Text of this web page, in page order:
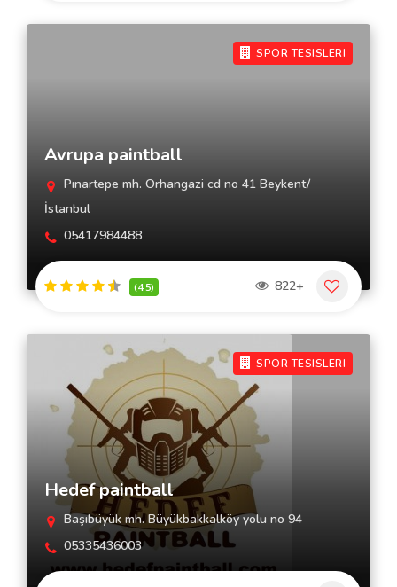
SPOR TESISLERI
Avrupa paintball
Pınartepe mh. Orhangazi cd no 41 Beykent/
İstanbul
05417984488
(4.5) 822+
SPOR TESISLERI
Hedef paintball
Başıbüyük mh. Büyükbakkalköy yolu no 94
05335436003